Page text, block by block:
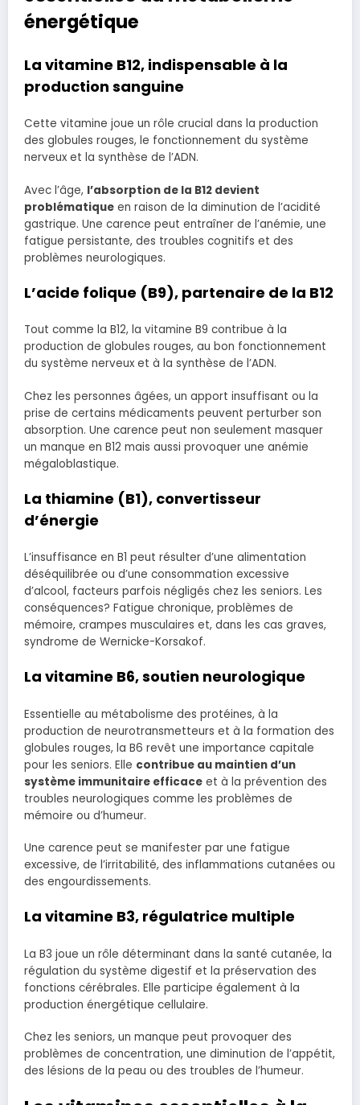
énergétique
La vitamine B12, indispensable à la
production sanguine
Cette vitamine joue un rôle crucial dans la production
des globules rouges, le fonctionnement du système
nerveux et la synthèse de l’ADN.
Avec l’âge, l’absorption de la B12 devient
problématique en raison de la diminution de l’acidité
gastrique. Une carence peut entraîner de l’anémie, une
fatigue persistante, des troubles cognitifs et des
problèmes neurologiques.
L’acide folique (B9), partenaire de la B12
Tout comme la B12, la vitamine B9 contribue à la
production de globules rouges, au bon fonctionnement
du système nerveux et à la synthèse de l’ADN.
Chez les personnes âgées, un apport insuffisant ou la
prise de certains médicaments peuvent perturber son
absorption. Une carence peut non seulement masquer
un manque en B12 mais aussi provoquer une anémie
mégaloblastique.
La thiamine (B1), convertisseur
d’énergie
L’insuffisance en B1 peut résulter d’une alimentation
déséquilibrée ou d’une consommation excessive
d’alcool, facteurs parfois négligés chez les seniors. Les
conséquences? Fatigue chronique, problèmes de
mémoire, crampes musculaires et, dans les cas graves,
syndrome de Wernicke-Korsakof.
La vitamine B6, soutien neurologique
Essentielle au métabolisme des protéines, à la
production de neurotransmetteurs et à la formation des
globules rouges, la B6 revêt une importance capitale
pour les seniors. Elle contribue au maintien d’un
système immunitaire efficace et à la prévention des
troubles neurologiques comme les problèmes de
mémoire ou d’humeur.
Une carence peut se manifester par une fatigue
excessive, de l’irritabilité, des inflammations cutanées ou
des engourdissements.
La vitamine B3, régulatrice multiple
La B3 joue un rôle déterminant dans la santé cutanée, la
régulation du système digestif et la préservation des
fonctions cérébrales. Elle participe également à la
production énergétique cellulaire.
Chez les seniors, un manque peut provoquer des
problèmes de concentration, une diminution de l’appétit,
des lésions de la peau ou des troubles de l’humeur.